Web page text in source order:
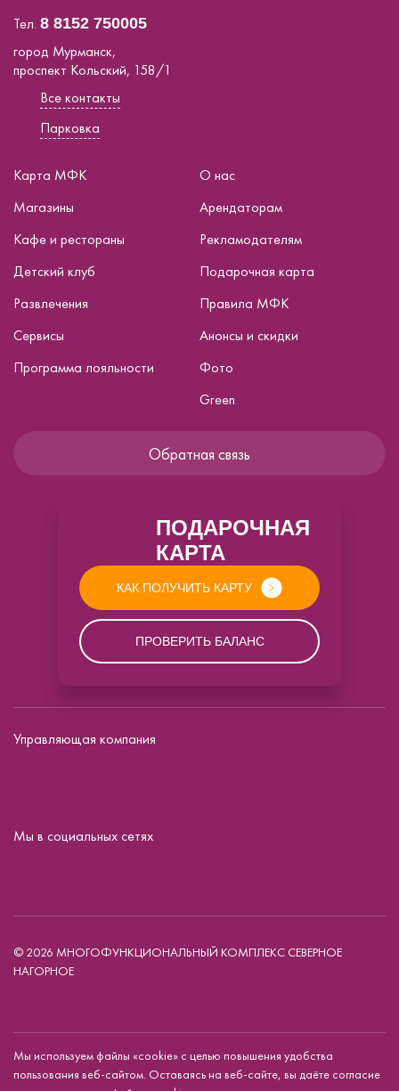
Тел. 8 8152 750005
город Мурманск,
проспект Кольский, 158/1
Все контакты
Парковка
Карта МФК
Магазины
Кафе и рестораны
Детский клуб
Развлечения
Сервисы
Программа лояльности
О нас
Арендаторам
Рекламодателям
Подарочная карта
Правила МФК
Анонсы и скидки
Фото
Green
Обратная связь
ПОДАРОЧНАЯ
КАРТА
КАК ПОЛУЧИТЬ КАРТУ
ПРОВЕРИТЬ БАЛАНС
Управляющая компания
Мы в социальных сетях
© 2026 МНОГОФУНКЦИОНАЛЬНЫЙ КОМПЛЕКС СЕВЕРНОЕ
НАГОРНОЕ
Мы используем файлы «cookie» с целью повышения удобства
пользования веб-сайтом. Оставаясь на веб-сайте, вы даёте согласие